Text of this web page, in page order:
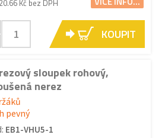
Kč bez DPH
KOUPIT
sloupek rohový,
nerez
pevný
EB1-VHU5-1